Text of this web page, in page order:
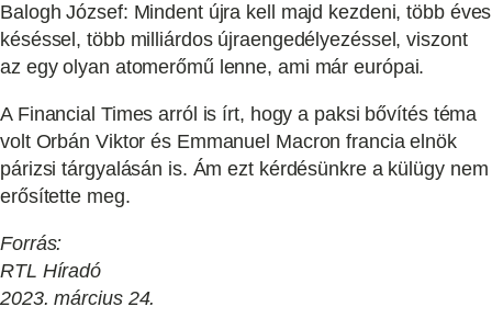
Balogh József: Mindent újra kell majd kezdeni, több éves
késéssel, több milliárdos újraengedélyezéssel, viszont
az egy olyan atomerőmű lenne, ami már európai.
A Financial Times arról is írt, hogy a paksi bővítés téma
volt Orbán Viktor és Emmanuel Macron francia elnök
párizsi tárgyalásán is. Ám ezt kérdésünkre a külügy nem
erősítette meg.
Forrás:
RTL Híradó
2023. március 24.